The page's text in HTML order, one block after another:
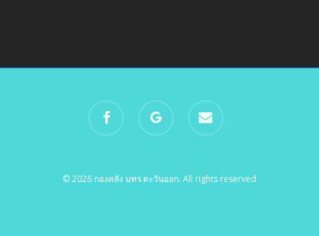
facebook
google-
plus
email
© 2026 กองคลัง มทร.ตะวันออก. All rights reserved